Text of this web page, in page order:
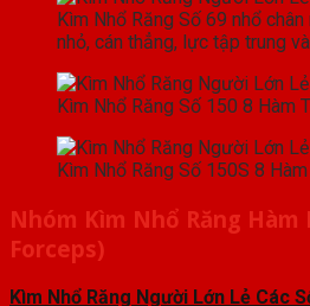
Kìm Nhổ Răng Số 69 nhổ
nhỏ, cán thẳng, lực tập trung
Kìm Nhổ Răng Số 150 8 Hàm
Kìm Nhổ Răng Số 150S 8
Nhóm Kìm Nhổ Răng
Forceps)
Kìm Nhổ Răng Người Lớn Lẻ Các